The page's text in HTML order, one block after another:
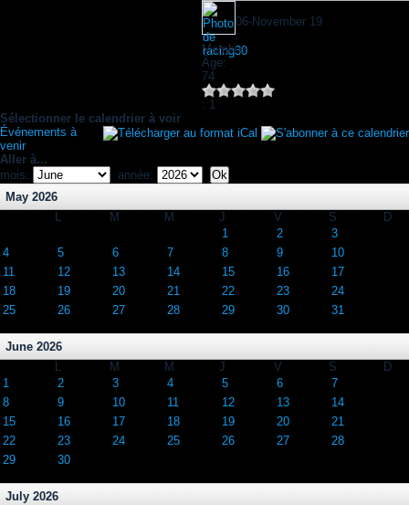
:
06-November 19
:
Membre
Âge:
74
: 1
Sélectionner le calendrier à voir
Événements à
venir
Aller à...
mois:
année:
May 2026
L
M M J V S
D
1
2
3
4
5 6 7 8 9
10
11
12 13 14 15 16
17
18
19 20 21 22 23
24
25
26 27 28 29 30 31
June 2026
L
M M J V S
D
1
2 3 4 5 6
7
8
9 10 11 12 13
14
15
16 17 18 19 20
21
22
23 24 25 26 27
28
29
30
July 2026